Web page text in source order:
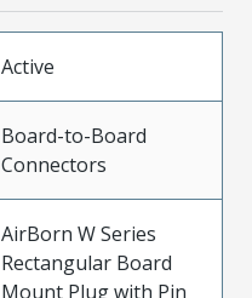
Active
Board-to-Board
Connectors
AirBorn W Series
Rectangular Board
Mount Plug with Pin